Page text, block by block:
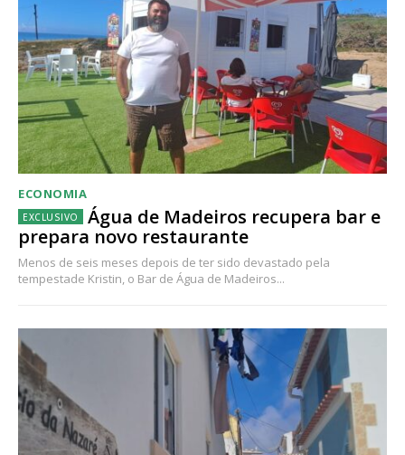
ECONOMIA
Água de Madeiros recupera bar e
prepara novo restaurante
Menos de seis meses depois de ter sido devastado pela
tempestade Kristin, o Bar de Água de Madeiros...